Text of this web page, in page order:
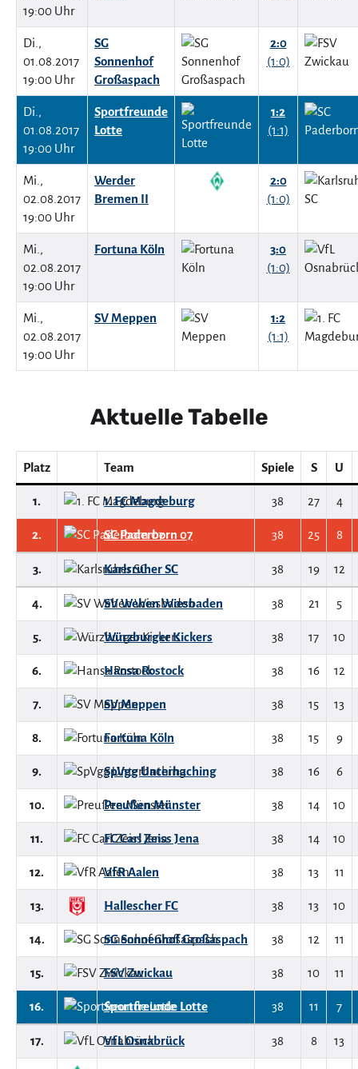
19:00 Uhr
Di.,
01.08.2017
19:00 Uhr
SG
Sonnenhof
Großaspach
2:0
(1:0)
Di.,
01.08.2017
19:00 Uhr
Sportfreunde
Lotte
1:2
(1:1)
Mi.,
02.08.2017
19:00 Uhr
Werder
Bremen II
2:0
(1:0)
Mi.,
02.08.2017
19:00 Uhr
Fortuna Köln
3:0
(1:0)
Mi.,
02.08.2017
19:00 Uhr
SV Meppen
1:2
(1:1)
Aktuelle Tabelle
Platz Team Spiele S U
1. 1. FC Magdeburg 38 27 4
2. SC Paderborn 07 38 25 8
3. Karlsruher SC 38 19 12
4. SV Wehen Wiesbaden 38 21 5
5. Würzburger Kickers 38 17 10
6. Hansa Rostock 38 16 12
7. SV Meppen 38 15 13
8. Fortuna Köln 38 15 9
9. SpVgg Unterhaching 38 16 6
10. Preußen Münster 38 14 10
11. FC Carl Zeiss Jena 38 14 10
12. VfR Aalen 38 13 11
13. Hallescher FC 38 13 10
14. SG Sonnenhof Großaspach 38 12 11
15. FSV Zwickau 38 10 11
16. Sportfreunde Lotte 38 11 7
17. VfL Osnabrück 38 8 13